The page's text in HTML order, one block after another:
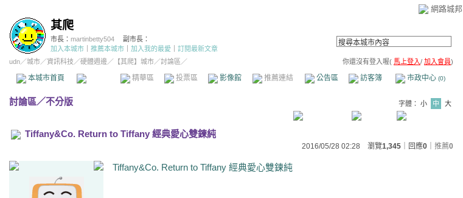
網路城邦
其爬
市長： martinbetty504
副市長：
加入本城市
推薦本城市 加入我的最愛
訂閱最新文章
udn／城市／資訊科技 ／硬體週邊 ／ 【其爬】城市／討論區／ 你還沒有登入喔( 馬上登入/ 加入會員)
本城市首頁 精華區 投票區 影像館 推薦連結 公告區 訪客簿 市政中心 (0)
討論區／不分版 字體： 小 中 大
Tiffany&Co. Return to Tiffany 經典愛心雙鍊純
2016/05/28 02:28 瀏覽1,345 ｜回應0 推薦0
Tiffany&Co. Return to Tiffany 經典愛心雙鍊純